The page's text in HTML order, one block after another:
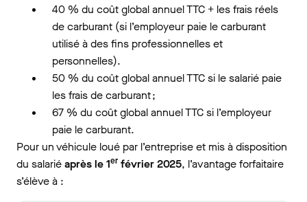
40 % du coût global annuel TTC + les frais réels
de carburant (si l’employeur paie le carburant
utilisé à des fins professionnelles et
personnelles).
50 % du coût global annuel TTC si le salarié paie
les frais de carburant ;
67 % du coût global annuel TTC si l’employeur
paie le carburant.
Pour un véhicule loué par l’entreprise et mis à disposition
du salariéaprès le 1er février 2025, l’avantage forfaitaire
s’élève à :